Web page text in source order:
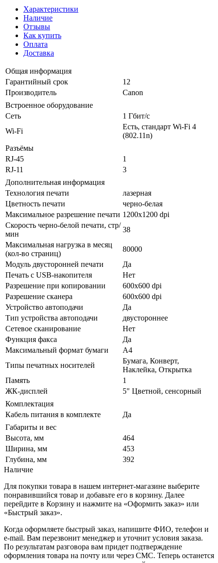
Характеристики
Наличие
Отзывы
Как купить
Оплата
Доставка
Общая информация
Гарантийный срок
12
Производитель
Canon
Встроенное оборудование
Сеть
1 Гбит/с
Wi-Fi
Есть, стандарт Wi-Fi 4
(802.11n)
Разъёмы
RJ-45
1
RJ-11
3
Дополнительная информация
Технология печати
лазерная
Цветность печати
черно-белая
Максимальное разрешение печати 1200x1200 dpi
Скорость черно-белой печати, стр/
мин
38
Максимальная нагрузка в месяц
(кол-во страниц)
80000
Модуль двусторонней печати
Да
Печать с USB-накопителя
Нет
Разрешение при копировании
600x600 dpi
Разрешение сканера
600x600 dpi
Устройство автоподачи
Да
Тип устройства автоподачи
двустороннее
Сетевое сканирование
Нет
Функция факса
Да
Максимальный формат бумаги
А4
Типы печатных носителей
Бумага, Конверт,
Наклейка, Открытка
Память
1
ЖК-дисплей
5" Цветной, сенсорный
Комплектация
Кабель питания в комплекте
Да
Габариты и вес
Высота, мм
464
Ширина, мм
453
Глубина, мм
392
Наличие
Для покупки товара в нашем интернет-магазине выберите
понравившийся товар и добавьте его в корзину. Далее
перейдите в Корзину и нажмите на «Оформить заказ» или
«Быстрый заказ».
Когда оформляете быстрый заказ, напишите ФИО, телефон и
e-mail. Вам перезвонит менеджер и уточнит условия заказа.
По результатам разговора вам придет подтверждение
оформления товара на почту или через СМС. Теперь останется